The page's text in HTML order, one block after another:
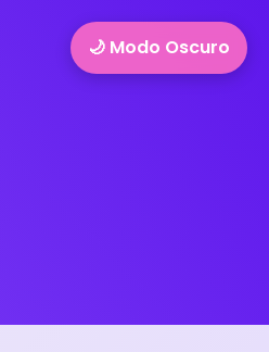
🌙 Modo Oscuro